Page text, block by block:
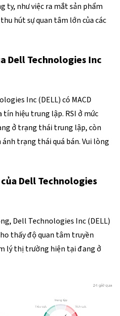
ty, như việc ra mắt sản phẩm
hút sự quan tâm lớn của các
Dell Technologies Inc
Inc (DELL) có MACD
hiệu trung lập. RSI ở mức
ở trạng thái trung lập, còn
trạng thái quá bán. Vui lòng
Dell Technologies
Dell Technologies Inc (DELL)
thấy độ quan tâm truyền
lý thị trường hiện tại đang ở